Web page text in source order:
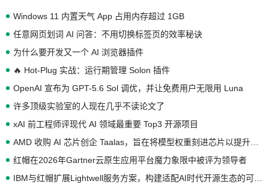
Windows 11 内置天气 App 占用内存超过 1GB
任意网页划词 AI 问答：不用切换标签页的效率秘诀
为什么要开发又一个 AI 浏览器插件
🔥 Hot-Plug 实战：运行期管理 Solon 插件
OpenAI 宣布为 GPT-5.6 Sol 调优，并让免费用户无限用 Luna
许多顶级实验室的人现在几乎不读论文了
xAI 前工程师评现代 AI 领域最重要 Top3 开源项目
红帽在2026年Gartner云原生应用平台魔力象限中被评为领导者